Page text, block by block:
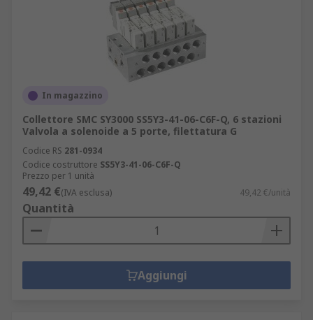
In magazzino
Collettore SMC SY3000 SS5Y3-41-06-C6F-Q, 6 stazioni
Valvola a solenoide a 5 porte, filettatura G
Codice RS 281-0934
Codice costruttore SS5Y3-41-06-C6F-Q
Prezzo per 1 unità
49,42 €(IVA esclusa) 49,42 €/unità
Quantità
Aggiungi